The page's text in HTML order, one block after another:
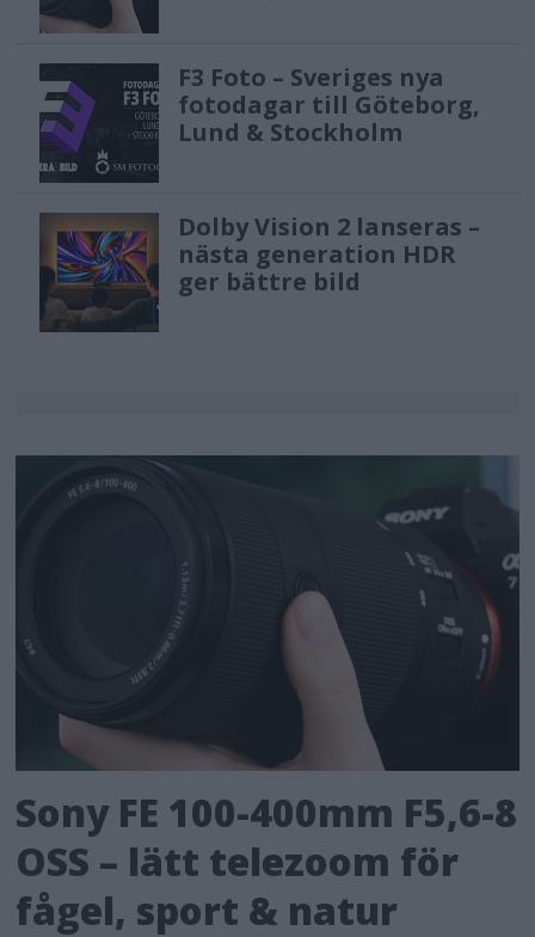
F3 Foto – Sveriges nya
fotodagar till Göteborg,
Lund & Stockholm
Dolby Vision 2 lanseras –
nästa generation HDR
ger bättre bild
Sony FE 100-400mm F5,6-8
OSS – lätt telezoom för
fågel, sport & natur